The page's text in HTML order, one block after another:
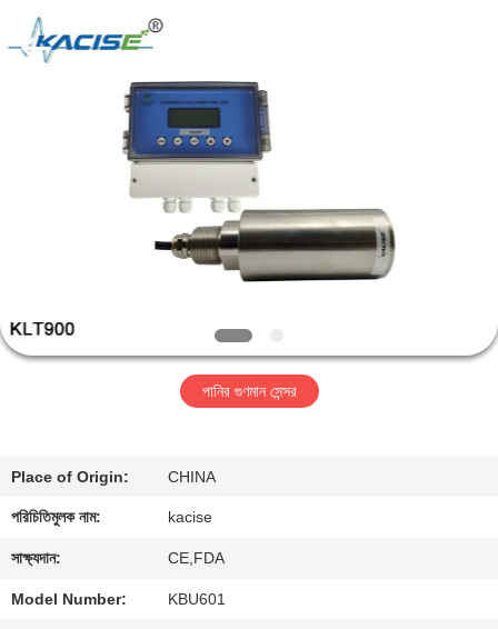
আমাদের
সম্পর্কে
ভ্রমণ
মান
নিয়ন্ত্রণ
Kacise
Optronics
Co.,Ltd..
পানির গুণমান সেন্সর
Place of Origin: CHINA
পরিচিতিমুলক নাম: kacise
সাক্ষ্যদান: CE,FDA
Model Number: KBU601